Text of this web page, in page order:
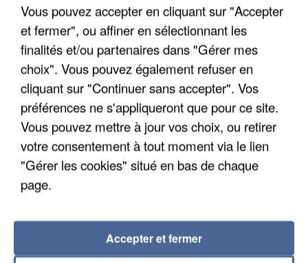
COULÉE DE BOUE EN HAUTE-SAVOIE
Vous pouvez accepter en cliquant sur "Accepter
et fermer", ou affiner en sélectionnant les
finalités et/ou partenaires dans "Gérer mes
choix". Vous pouvez également refuser en
cliquant sur "Continuer sans accepter". Vos
préférences ne s'appliqueront que pour ce site.
Vous pouvez mettre à jour vos choix, ou retirer
votre consentement à tout moment via le lien
"Gérer les cookies" situé en bas de chaque
page.
Accepter et fermer